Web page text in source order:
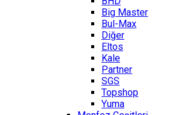
Big Master
Bul-Max
Diğer
Eltos
Kale
Partner
SGS
Topshop
Yuma